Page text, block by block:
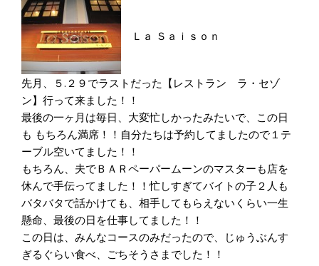
Ｌａ Ｓａｉｓｏｎ
先月、５.２９でラストだった【レストラン ラ・セゾ
ン】行って来ました！！
最後の一ヶ月は毎日、大変忙しかったみたいで、この日
も もちろん満席！！自分たちは予約してましたので１テ
ーブル空いてました！！
もちろん、夫でＢＡＲペーパームーンのマスターも店を
休んで手伝ってました！！忙しすぎてバイトの子２人も
バタバタで話かけても、相手してもらえないくらい一生
懸命、最後の日を仕事してました！！
この日は、みんなコースのみだったので、じゅうぶんす
ぎるぐらい食べ、ごちそうさまでした！！